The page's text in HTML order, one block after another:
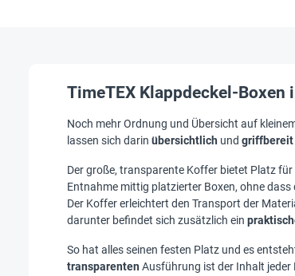
TimeTEX Klappdeckel-
Noch mehr Ordnung und Übersicht auf
lassen sich darin übersichtlich und griffbereit
Der große, transparente Koffer bietet Platz
Entnahme mittig platzierter Boxen, ohne dass
Der Koffer erleichtert den Transport der
darunter befindet sich zusätzlich ein
So hat alles seinen festen Platz und es
transparenten Ausführung ist der Inhalt jeder